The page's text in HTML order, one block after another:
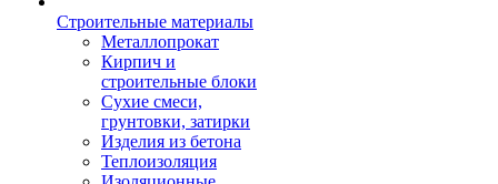
Строительные материалы
Металлопрокат
Кирпич и
строительные блоки
Сухие смеси,
грунтовки, затирки
Изделия из бетона
Теплоизоляция